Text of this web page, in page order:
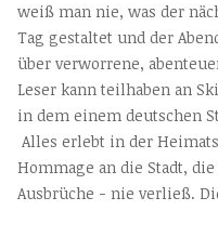
weiß man nie, was der
Tag gestaltet und der
über verworrene,
Leser kann teilhaben an
in dem einem deutschen
Alles erlebt in der
Hommage an die Stadt,
Ausbrüche - nie verließ.